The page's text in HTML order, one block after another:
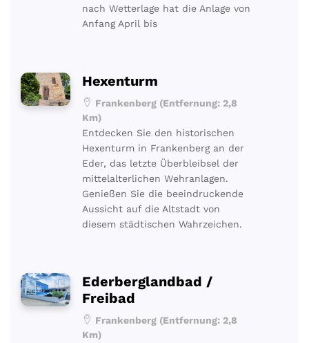
nach Wetterlage hat die Anlage von
Anfang April bis
Hexenturm
Frankenberg (Entfernung: 2,8
Km)
Entdecken Sie den historischen
Hexenturm in Frankenberg an der
Eder, das letzte Überbleibsel der
mittelalterlichen Wehranlagen.
Genießen Sie die beeindruckende
Aussicht auf die Altstadt von
diesem städtischen Wahrzeichen.
Ederberglandbad /
Freibad
Frankenberg (Entfernung: 2,8
Km)